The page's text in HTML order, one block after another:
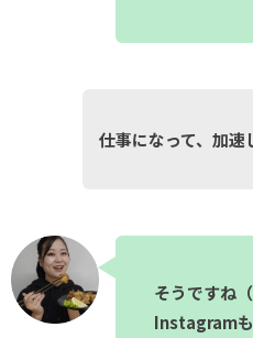
仕事になって、加速
そうですね
Instagramも